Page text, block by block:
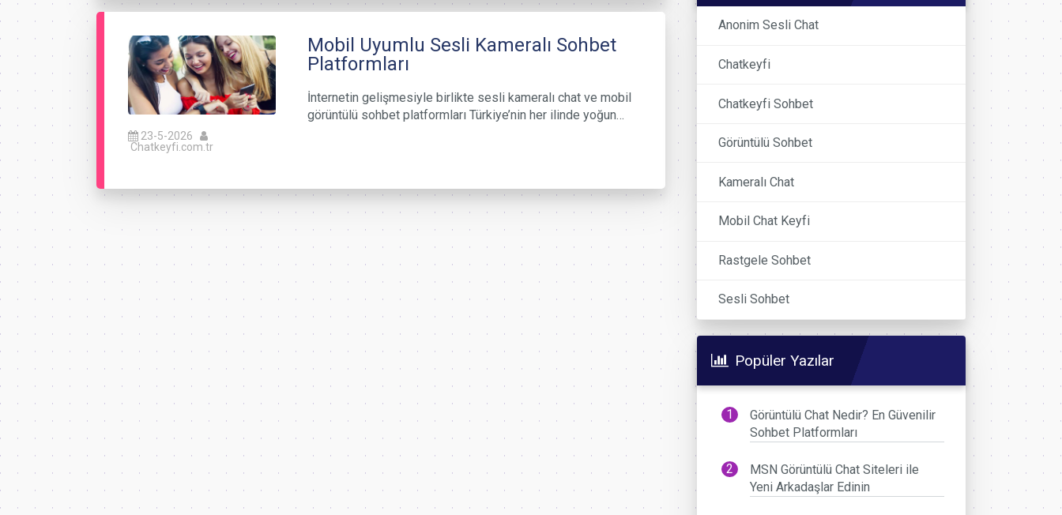
23-5-2026
Chatkeyfi.com.tr
Mobil Uyumlu Sesli Kameralı Sohbet
Platformları
İnternetin gelişmesiyle birlikte sesli kameralı chat ve mobil
görüntülü sohbet platformları Türkiye’nin her ilinde yoğun…
Anonim Sesli Chat
Chatkeyfi
Chatkeyfi Sohbet
Görüntülü Sohbet
Kameralı Chat
Mobil Chat Keyfi
Rastgele Sohbet
Sesli Sohbet
Popüler Yazılar
Görüntülü Chat Nedir? En Güvenilir
Sohbet Platformları
MSN Görüntülü Chat Siteleri ile
Yeni Arkadaşlar Edinin